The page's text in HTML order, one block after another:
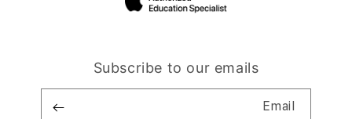
Subscribe to our emails
Email